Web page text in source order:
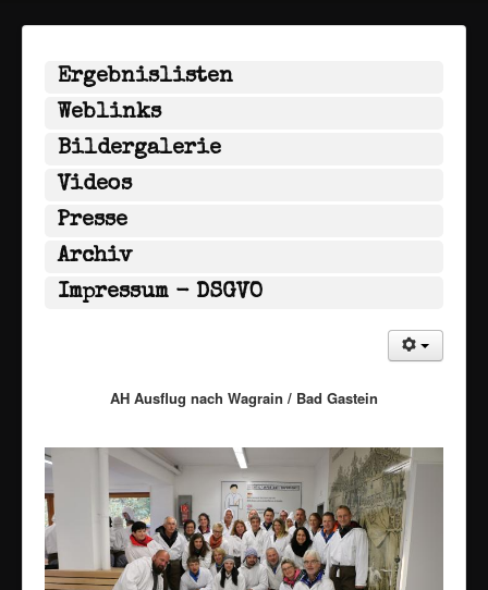
Ergebnislisten
Weblinks
Bildergalerie
Videos
Presse
Archiv
Impressum - DSGVO
AH Ausflug nach Wagrain / Bad Gastein